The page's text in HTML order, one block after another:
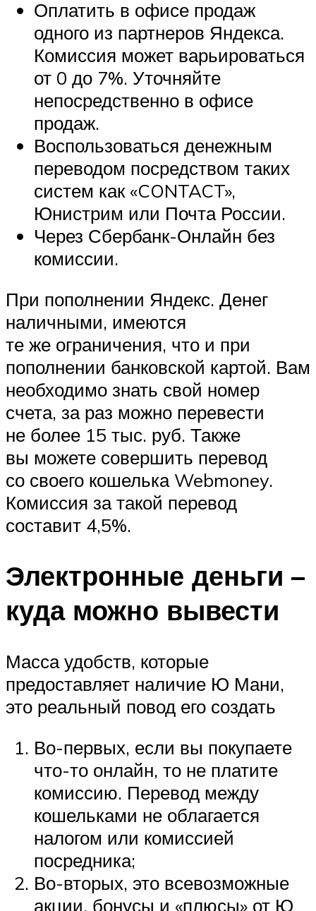
Оплатить в офисе продаж
одного из партнеров Яндекса.
Комиссия может варьироваться
от 0 до 7%. Уточняйте
непосредственно в офисе
продаж.
Воспользоваться денежным
переводом посредством таких
систем как «CONTACT»,
Юнистрим или Почта России.
Через Сбербанк-Онлайн без
комиссии.
При пополнении Яндекс. Денег
наличными, имеются
те же ограничения, что и при
пополнении банковской картой. Вам
необходимо знать свой номер
счета, за раз можно перевести
не более 15 тыс. руб. Также
вы можете совершить перевод
со своего кошелька Webmoney.
Комиссия за такой перевод
составит 4,5%.
Электронные деньги –
куда можно вывести
Масса удобств, которые
предоставляет наличие Ю Мани,
это реальный повод его создать
Во-первых, если вы покупаете
что-то онлайн, то не платите
комиссию. Перевод между
кошельками не облагается
налогом или комиссией
посредника;
Во-вторых, это всевозможные
акции, бонусы и «плюсы» от Ю